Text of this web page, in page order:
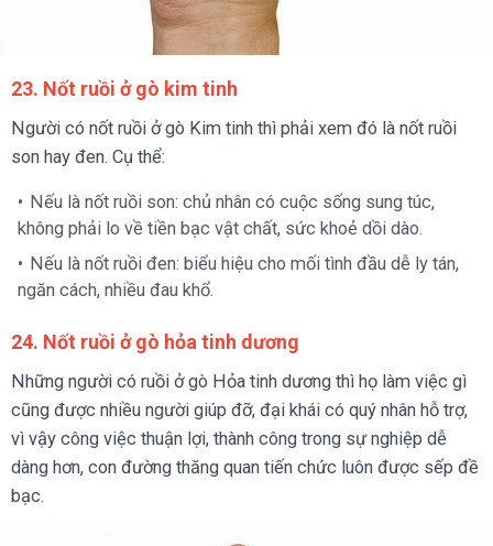
23. Nốt ruồi ở gò kim tinh
Người có nốt ruồi ở gò Kim tinh thì phải xem đó là nốt ruồi
son hay đen. Cụ thể:
Nếu là nốt ruồi son: chủ nhân có cuộc sống sung túc,
không phải lo về tiền bạc vật chất, sức khoẻ dồi dào.
Nếu là nốt ruồi đen: biểu hiệu cho mối tình đầu dễ ly tán,
ngăn cách, nhiều đau khổ.
24. Nốt ruồi ở gò hỏa tinh dương
Những người có ruồi ở gò Hỏa tinh dương thì họ làm việc gì
cũng được nhiều người giúp đỡ, đại khái có quý nhân hỗ trợ,
vì vậy công việc thuận lợi, thành công trong sự nghiệp dễ
dàng hơn, con đường thăng quan tiến chức luôn được sếp đề
bạc.